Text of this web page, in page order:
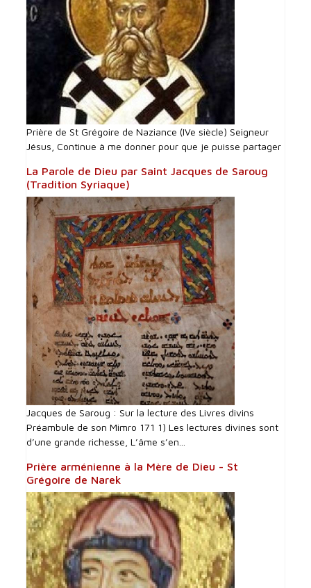
Prière de St Grégoire de Naziance (IVe siècle) Seigneur
Jésus, Continue à me donner pour que je puisse partager
La Parole de Dieu par Saint Jacques de Saroug
(Tradition Syriaque)
Jacques de Saroug : Sur la lecture des Livres divins
Préambule de son Mimro 171 1) Les lectures divines sont
d’une grande richesse, L’âme s’en...
Prière arménienne à la Mère de Dieu - St
Grégoire de Narek